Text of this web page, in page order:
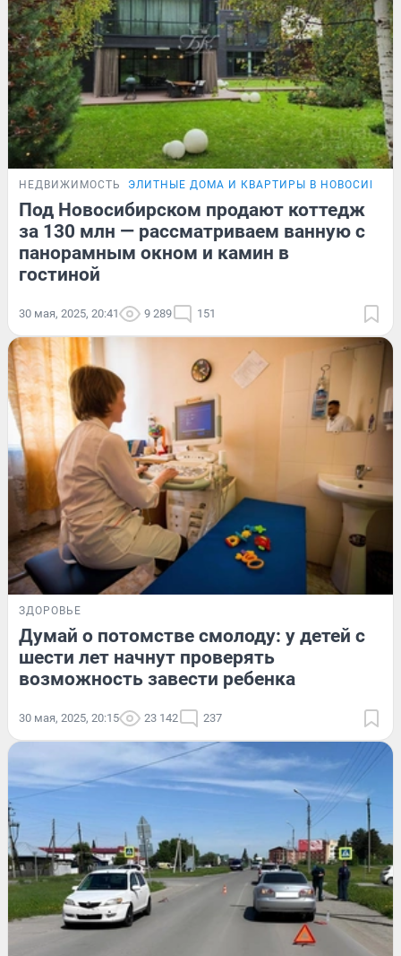
НЕДВИЖИМОСТЬ ЭЛИТНЫЕ ДОМА И КВАРТИРЫ В
Под Новосибирском продают коттедж
за 130 млн — рассматриваем ванную с
панорамным окном и камин в
гостиной
30 мая, 2025, 20:41 9 289 151
ЗДОРОВЬЕ
Думай о потомстве смолоду: у детей с
шести лет начнут проверять
возможность завести ребенка
30 мая, 2025, 20:15 23 142 237